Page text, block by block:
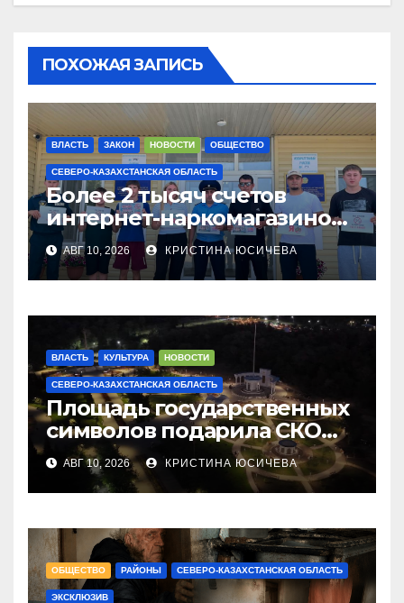
ПОХОЖАЯ ЗАПИСЬ
ВЛАСТЬ ЗАКОН НОВОСТИ ОБЩЕСТВО
СЕВЕРО-КАЗАХСТАНСКАЯ ОБЛАСТЬ
Более 2 тысяч счетов
интернет-наркомагазинов
заблокировали в СКО
АВГ 10, 2026 КРИСТИНА ЮСИЧЕВА
ВЛАСТЬ КУЛЬТУРА НОВОСТИ
СЕВЕРО-КАЗАХСТАНСКАЯ ОБЛАСТЬ
Площадь государственных
символов подарила СКО
городу Семею
АВГ 10, 2026 КРИСТИНА ЮСИЧЕВА
ОБЩЕСТВО РАЙОНЫ СЕВЕРО-КАЗАХСТАНСКАЯ ОБЛАСТЬ
ЭКСКЛЮЗИВ